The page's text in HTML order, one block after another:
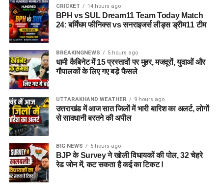
CRICKET 14 hours ago
BPH vs SUL Dream11 Team Today Match
24: बर्मिंघम फीनिक्स vs सनराइजर्स लीड्स ड्रीम11 टीम
BREAKINGNEWS 5 hours ago
धामी कैबिनेट में 15 प्रस्तावों पर मुहर, मजदूरों, युवाओं और
गौपालकों के लिए गए बड़े फैसले
UTTARAKHAND WEATHER 9 hours ago
उत्तराखंड में आज सात जिलों में भारी बारिश का अलर्ट, लोगों
से सावधानी बरतने की अपील
BIG NEWS 6 hours ago
BJP के Survey ने खोली विधायकों की पोल, 32 चेहरे
रेड जोन में, कट सकता है कई का टिकट !